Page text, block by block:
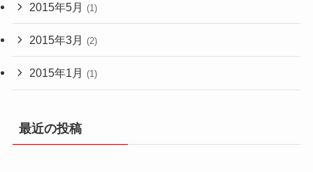
2015年5月 (1)
2015年3月 (2)
2015年1月 (1)
最近の投稿